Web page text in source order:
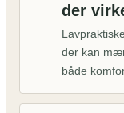
der
der kan
både